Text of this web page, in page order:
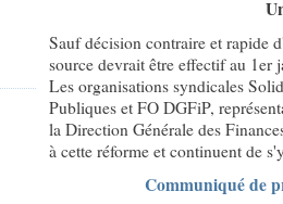
Sauf décision contraire et rapide
source devrait être effectif au 1er
Les organisations syndicales
Publiques et FO DGFiP,
la Direction Générale des
à cette réforme et continuent de
Communiqué de